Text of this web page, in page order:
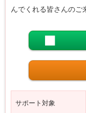
んでくれる皆さんのご
サポート対象